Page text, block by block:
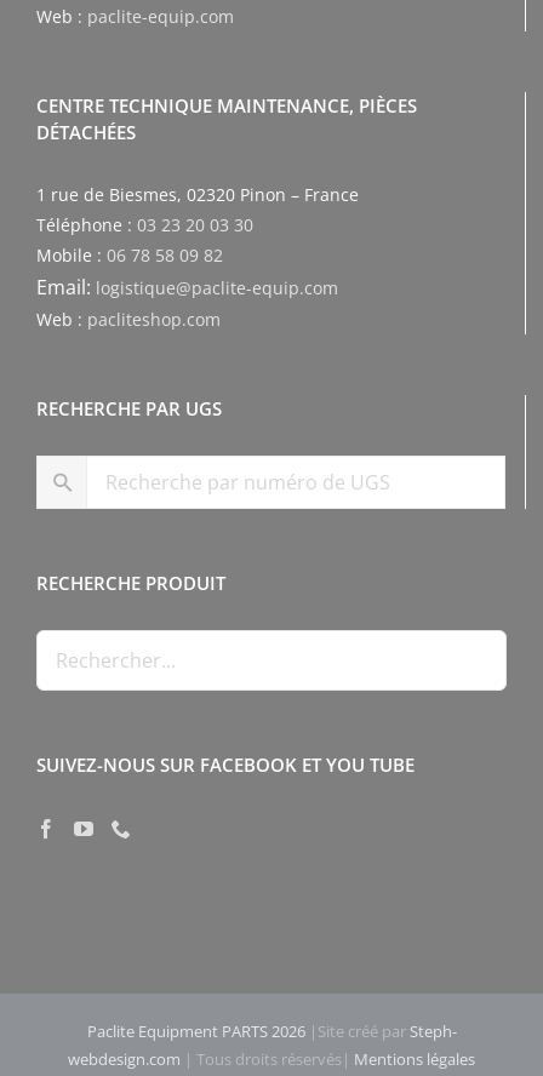
Web : paclite-equip.com
CENTRE TECHNIQUE MAINTENANCE, PIÈCES
DÉTACHÉES
1 rue de Biesmes, 02320 Pinon – France
Téléphone : 03 23 20 03 30
Mobile : 06 78 58 09 82
Email: logistique@paclite-equip.com
Web : pacliteshop.com
RECHERCHE PAR UGS
RECHERCHE PRODUIT
SUIVEZ-NOUS SUR FACEBOOK ET YOU TUBE
Paclite Equipment PARTS 2026|Site créé par Steph-
webdesign.com | Tous droits réservés| Mentions légales